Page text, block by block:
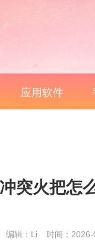
应用软件
突火把怎
编辑：Li 时间：